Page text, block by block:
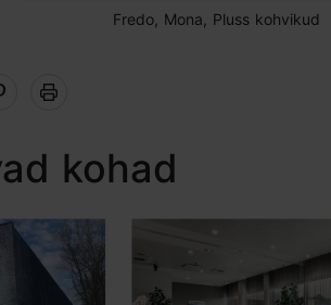
Fredo, Mona, Pluss kohvikud
kohad